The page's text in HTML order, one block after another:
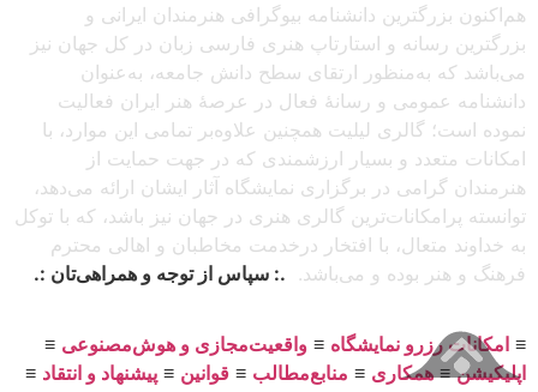
هم‌اکنون بزرگترین دانشنامه بیوگرافی هنرمندان ایرانی و
بزرگترین رسانه و استارتاپ هنری فارسی زبان در کل جهان نیز
می‌باشد که به‌منظور ارتقای سطح دانش جامعه، به‌عنوان
دانشنامه عمومی و رسانهٔ فعال در عرصهٔ هنر ایران فعالیت
نموده است؛ گالری لیلیت همچنین علاوه‌بر تمامی این موارد، با
امکانات متعدد و بسیار ارزشمندی که در جهت حمایت از
هنرمندان گرامی در برگزاری نمایشگاه آثار ایشان ارائه می‌دهد،
توانسته پرامکانات‌ترین گالری هنری در جهان نیز باشد، که با توکل
به خداوند متعال، با افتخار درخدمت مخاطبان و اهالی محترم
فرهنگ و هنر بوده و می‌باشد. .: سپاس از توجه و همراهی‌تان :.
≡ امکانات رزرو نمایشگاه ≡ واقعیت‌مجازی و هوش‌مصنوعی ≡
اپلیکیشن≡همکاری ≡ منابع‌مطالب ≡ قوانین ≡ پیشنهاد و انتقاد ≡